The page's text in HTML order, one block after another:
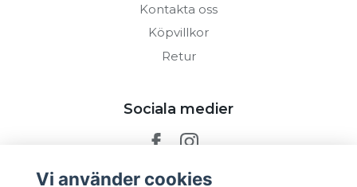
Kontakta oss
Köpvillkor
Retur
Sociala medier
Vi använder cookies